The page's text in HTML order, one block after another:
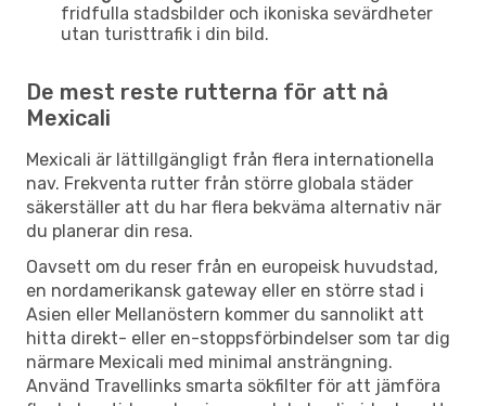
fridfulla stadsbilder och ikoniska sevärdheter
utan turisttrafik i din bild.
De mest reste rutterna för att nå
Mexicali
Mexicali är lättillgängligt från flera internationella
nav. Frekventa rutter från större globala städer
säkerställer att du har flera bekväma alternativ när
du planerar din resa.
Oavsett om du reser från en europeisk huvudstad,
en nordamerikansk gateway eller en större stad i
Asien eller Mellanöstern kommer du sannolikt att
hitta direkt- eller en-stoppsförbindelser som tar dig
närmare Mexicali med minimal ansträngning.
Använd Travellinks smarta sökfilter för att jämföra